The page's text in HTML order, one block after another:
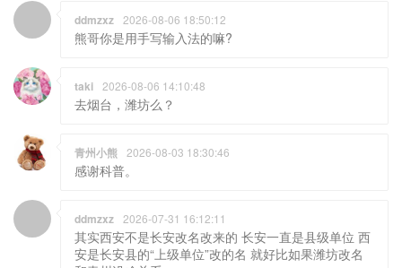
ddmzxz 2026-08-06 18:50:12
熊哥你是用手写输入法的嘛?
taki 2026-08-06 14:10:48
去烟台，潍坊么？
青州小熊 2026-08-03 18:30:46
感谢科普。
ddmzxz 2026-07-31 16:12:11
其实西安不是长安改名改来的 长安一直是县级单位 西
安是长安县的“上级单位”改的名 就好比如果潍坊改名